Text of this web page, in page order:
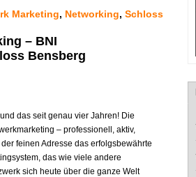
Marketing, Networking, Schloss
– BNI
Bensberg
das seit genau vier Jahren! Die
– professionell, aktiv,
feinen Adresse das erfolgsbewährte
das wie viele andere
sich heute über die ganze Welt